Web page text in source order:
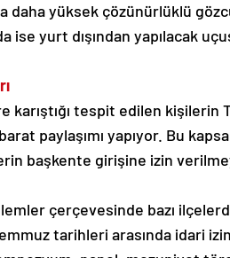
daha yüksek çözünürlüklü
ise yurt dışından yapılacak
karıştığı tespit edilen kişilerin
paylaşımı yapıyor. Bu
başkente girişine izin
çerçevesinde bazı
tarihleri arasında idari